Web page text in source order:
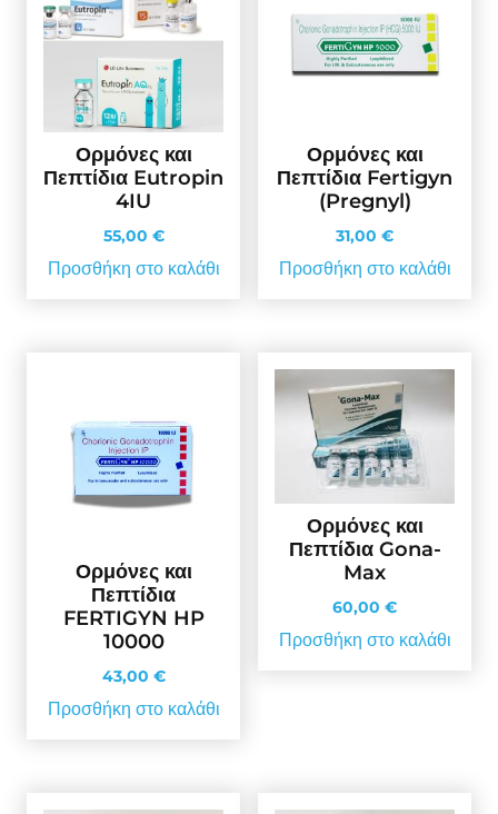
Ορμόνες και
Πεπτίδια Eutropin
4IU
55,00 €
Προσθήκη στο καλάθι
Ορμόνες και
Πεπτίδια Fertigyn
(Pregnyl)
31,00 €
Προσθήκη στο καλάθι
Ορμόνες και
Πεπτίδια
FERTIGYN HP
10000
43,00 €
Προσθήκη στο καλάθι
Ορμόνες και
Πεπτίδια Gona-
Max
60,00 €
Προσθήκη στο καλάθι